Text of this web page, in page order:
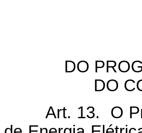
DO
DO
Art. 13. O